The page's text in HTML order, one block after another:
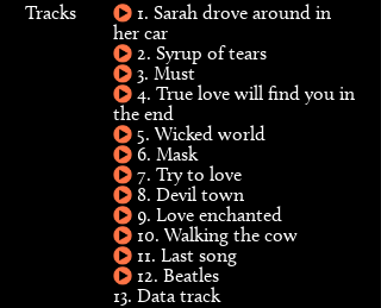
Tracks
1. Sarah drove around in
her car
2. Syrup of tears
3. Must
4. True love will find you in
the end
5. Wicked world
6. Mask
7. Try to love
8. Devil town
9. Love enchanted
10. Walking the cow
11. Last song
12. Beatles
13. Data track